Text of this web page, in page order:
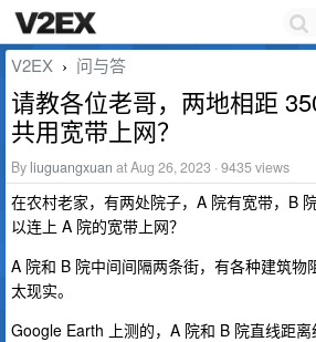
V2EX › 问与答
请教各位老哥，两地相距
共用宽带上网？
By liuguangxuan at Aug 26, 2023 · 9435 views
在农村老家，有两处院子，A 院有宽带，B
以连上 A 院的宽带上网？
A 院和 B 院中间间隔两条街，有各种建筑物
太现实。
Google Earth 上测的，A 院和 B 院直线距